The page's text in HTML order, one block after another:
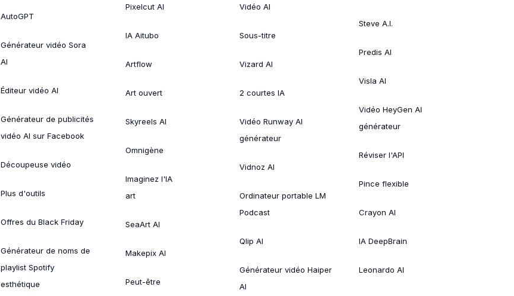
AutoGPT
Générateur vidéo Sora
AI
Éditeur vidéo AI
Générateur de publicités
vidéo AI sur Facebook
Découpeuse vidéo
Plus d'outils
Offres du Black Friday
Générateur de noms de
playlist Spotify
esthétique
Pixelcut AI
IA Aitubo
Artflow
Art ouvert
Skyreels AI
Omnigène
Imaginez l'IA
art
SeaArt AI
Makepix AI
Peut-être
Vidéo AI
Sous-titre
Vizard AI
2 courtes IA
Vidéo Runway AI
générateur
Vidnoz AI
Ordinateur portable LM
Podcast
Qlip AI
Générateur vidéo Haiper
AI
Steve A.I.
Predis AI
Visla AI
Vidéo HeyGen AI
générateur
Réviser l'API
Pince flexible
Crayon AI
IA DeepBrain
Leonardo AI